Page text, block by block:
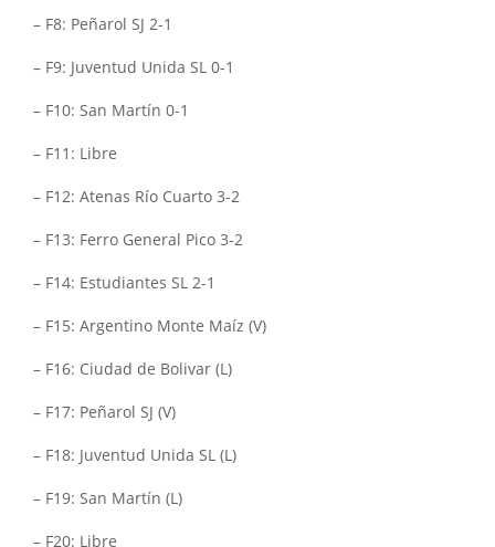
– F8: Peñarol SJ 2-1
– F9: Juventud Unida SL 0-1
– F10: San Martín 0-1
– F11: Libre
– F12: Atenas Río Cuarto 3-2
– F13: Ferro General Pico 3-2
– F14: Estudiantes SL 2-1
– F15: Argentino Monte Maíz (V)
– F16: Ciudad de Bolivar (L)
– F17: Peñarol SJ (V)
– F18: Juventud Unida SL (L)
– F19: San Martín (L)
– F20: Libre